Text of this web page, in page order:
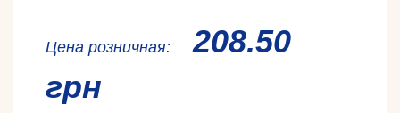
Ценa розничная:
208.50
грн